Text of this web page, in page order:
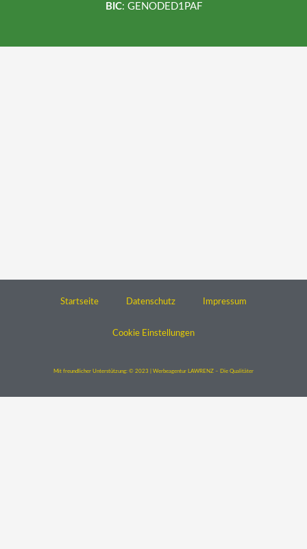
BIC: GENODED1PAF
Startseite Datenschutz Impressum
Cookie Einstellungen
Mit freundlicher Unterstützung: © 2023 | Werbeagentur LAWRENZ – Die Qualitäter